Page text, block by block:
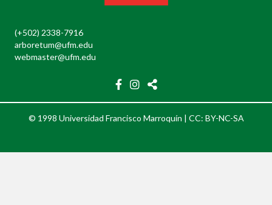
(+502) 2338-7916
arboretum@ufm.edu
webmaster@ufm.edu
© 1998 Universidad Francisco Marroquín | CC: BY-NC-SA